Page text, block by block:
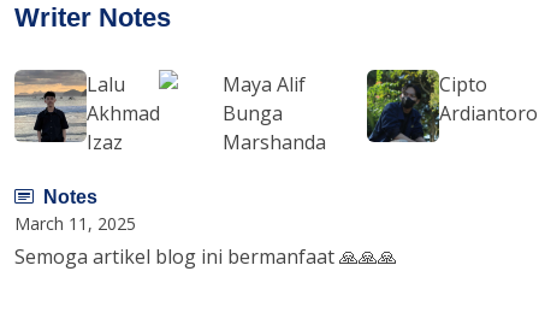
Writer Notes
Lalu
Akhmad
Izaz
Maya Alif
Bunga
Marshanda
Cipto
Ardiantoro
Notes
March 11, 2025
Semoga artikel blog ini bermanfaat 🙏🙏🙏